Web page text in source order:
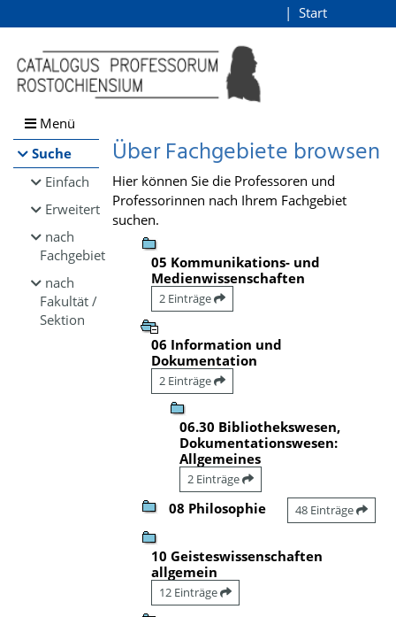
Browsen
direkt zum Inhalt
Start
Menü
Suche
Einfach
Erweitert
nach
Fachgebiet
nach
Fakultät /
Sektion
Über Fachgebiete browsen
Hier können Sie die Professoren und
Professorinnen nach Ihrem Fachgebiet
suchen.
05 Kommunikations- und
Medienwissenschaften
2 Einträge
06 Information und
Dokumentation
2 Einträge
06.30 Bibliothekswesen,
Dokumentationswesen:
Allgemeines
2 Einträge
08 Philosophie 48 Einträge
10 Geisteswissenschaften
allgemein
12 Einträge